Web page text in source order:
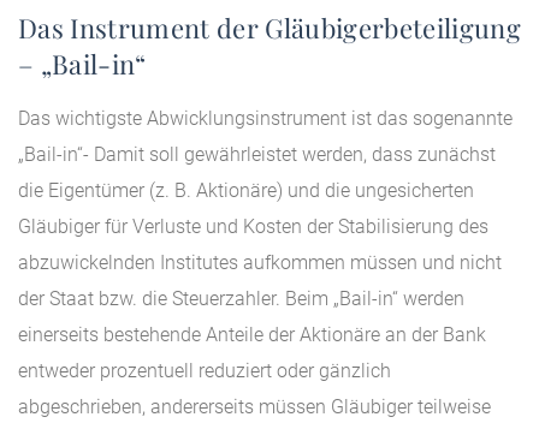
Das Instrument der Gläubigerbeteiligung
– „Bail-in“
Das wichtigste Abwicklungsinstrument ist das sogenannte
„Bail-in“- Damit soll gewährleistet werden, dass zunächst
die Eigentümer (z. B. Aktionäre) und die ungesicherten
Gläubiger für Verluste und Kosten der Stabilisierung des
abzuwickelnden Institutes aufkommen müssen und nicht
der Staat bzw. die Steuerzahler. Beim „Bail-in“ werden
einerseits bestehende Anteile der Aktionäre an der Bank
entweder prozentuell reduziert oder gänzlich
abgeschrieben, andererseits müssen Gläubiger teilweise